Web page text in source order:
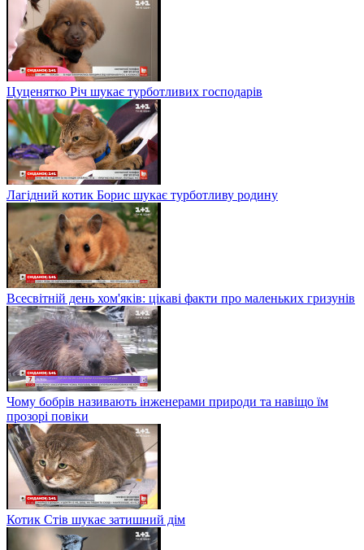
Цуценятко Річ шукає турботливих господарів
Лагідний котик Борис шукає турботливу родину
Всесвітній день хом'яків: цікаві факти про маленьких гризунів
Чому бобрів називають інженерами природи та навіщо їм
прозорі повіки
Котик Стів шукає затишний дім